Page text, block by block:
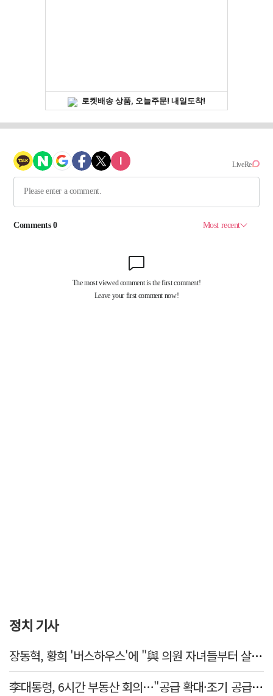
정치 기사
장동혁, 황희 '버스하우스'에 "與 의원 자녀들부터 살아보면 어떨까?"
李대통령, 6시간 부동산 회의…"공급 확대·조기 공급 과감히 실천"